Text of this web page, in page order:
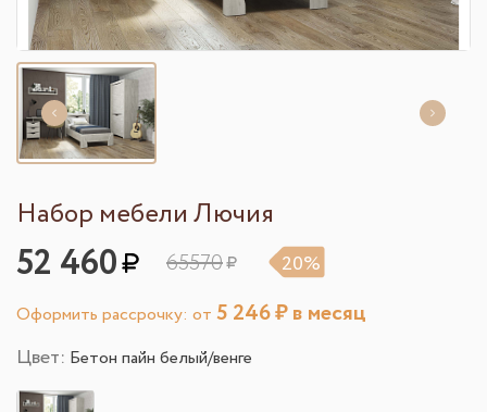
Набор мебели Лючия
52 460 65570 20%
Оформить рассрочку: от 5 246₽ в месяц
Цвет: Бетон пайн белый/венге